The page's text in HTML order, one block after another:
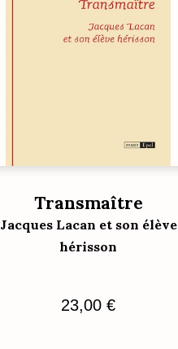
Transmaître
Jacques Lacan et son élève
hérisson
23,00 €